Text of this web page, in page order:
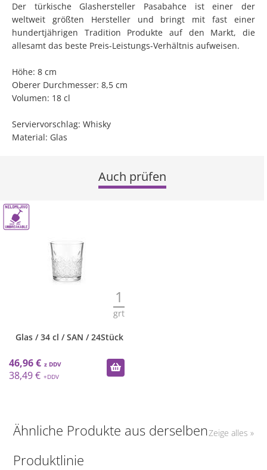
Der türkische Glashersteller Pasabahce ist einer der
weltweit größten Hersteller und bringt mit fast einer
hundertjährigen Tradition Produkte auf den Markt, die
allesamt das beste Preis-Leistungs-Verhältnis aufweisen.
Höhe: 8 cm
Oberer Durchmesser: 8,5 cm
Volumen: 18 cl
Serviervorschlag: Whisky
Material: Glas
Auch prüfen
1
grt
Glas / 34 cl / SAN / 24Stück
46,96 €
38,49 €
Ähnliche Produkte aus derselben
Produktlinie
Zeige alles »